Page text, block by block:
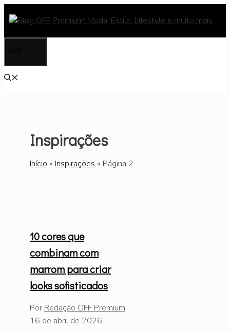
para
o
Inspirações
Início » Inspirações » Página 2
10 cores que
combinam com
marrom para criar
looks sofisticados
Por Redação OFF Premium
16 de abril de 2026